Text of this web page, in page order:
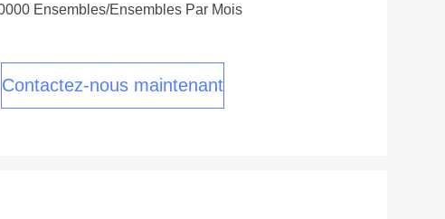
Ensembles/ensembles Par Mois
Contactez-nous maintenant